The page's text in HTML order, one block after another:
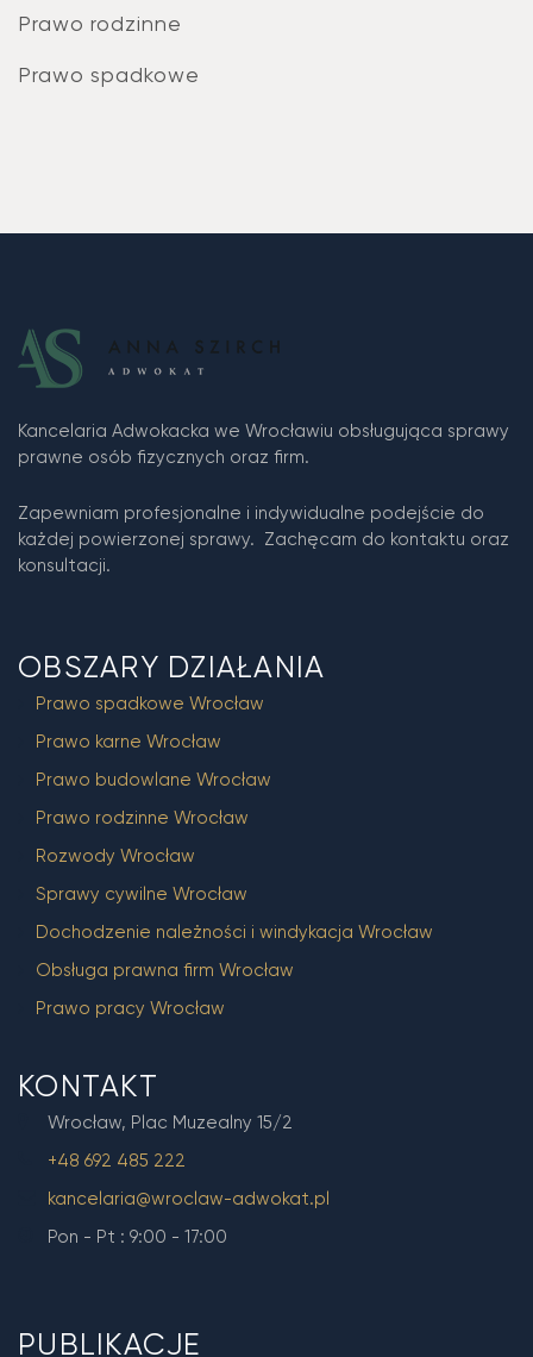
Prawo rodzinne
Prawo spadkowe
Kancelaria Adwokacka we Wrocławiu obsługująca sprawy
prawne osób fizycznych oraz firm.
Zapewniam profesjonalne i indywidualne podejście do
każdej powierzonej sprawy. Zachęcam do kontaktu oraz
konsultacji.
OBSZARY DZIAŁANIA
Prawo spadkowe Wrocław
Prawo karne Wrocław
Prawo budowlane Wrocław
Prawo rodzinne Wrocław
Rozwody Wrocław
Sprawy cywilne Wrocław
Dochodzenie należności i windykacja Wrocław
Obsługa prawna firm Wrocław
Prawo pracy Wrocław
KONTAKT
Wrocław, Plac Muzealny 15/2
+48 692 485 222
kancelaria@wroclaw-adwokat.pl
Pon - Pt : 9:00 - 17:00
PUBLIKACJE